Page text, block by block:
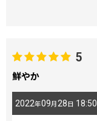
5
鮮やか
2022年09月 28 日 18:50